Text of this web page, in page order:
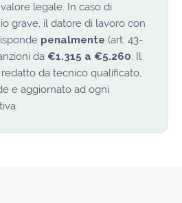
legale. In caso di
grave, il datore di lavoro con
penalmente (art. 43-
da €1.315 a €5.260. Il
da tecnico qualificato,
e aggiornato ad ogni